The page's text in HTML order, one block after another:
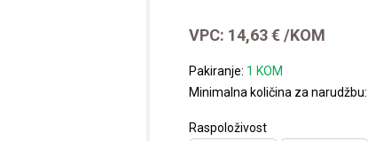
VPC: 14,63€ /KOM
Pakiranje: 1 KOM
Minimalna količina za narudžbu:
Raspoloživost